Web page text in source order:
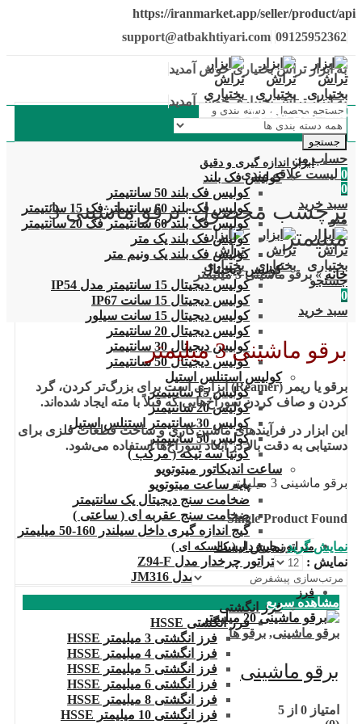
https://iranmarket.app/seller/product/api
support@atbakhtiyari.com 09125952362
به ابزار تراش بختیاری خوش آمدید
به ابزار تراش بختیاری خوش آمدید
جستجو
حساب من
0 لیست علاقه مندی
0
سبد خرید
منو
جستجو
0
سبد خرید
دسته بندی محصولات
ابزار اندازه گیری و دقیق
کولیس فک بلند
کولیس فک بلند 50 سانتیمتر
کولیس فک بلند 60 سانتیمتر فک 15 سانتیمتر
کولیس فک بلند 60 سانتیمتر فک 20 سانتیمتر
کولیس فک بلند یک متر
کولیس فک بلند یک ونیم متر
کولیس دیجیتال
کولیس دیجیتال 15 سانتیمتر مدل IP54
کولیس دیجیتال 15 سانت IP67
کولیس دیجیتال 15 سانت سیلور
کولیس دیجیتال 20 سانتیمتر
کولیس دیجیتال 30 سانتیمتر
کولیس دیجیتال 50 سانتیمتر
کولیس استنلس استیل
کولیس 15 سانتیمتر
کولیس 20 سانتیمتر
کولیس 30 سانتیمتر استنلس استیل
کولیس 50 سانتیمتر
گونیا سه تیکه ( مرکب )
ساعت اندیکاتور میتوتویو
پایه ساعت میتوتویو
ضخامت سنج دیجیتال یک سانتیمتر
ضخامت سنج عقربه ای ( ساعتی )
گیج اندازه گیری داخل سیلندر 160-50 میلیمتر
متراتور چرخ دار ( کالسکه ای )
متراتور چرخدار مدل Z94-F
متراتور چرخ دار مدل JM316
فرز
فرز انگشتی
فرز انگشتی HSSE
فرز انگشتی 3 میلیمتر HSSE
فرز انگشتی 4 میلیمتر HSSE
فرز انگشتی 5 میلیمتر HSSE
فرز انگشتی 6 میلیمتر HSSE
فرز انگشتی 8 میلیمتر HSSE
فرز انگشتی 10 میلیمتر HSSE
برچسب محصول: برقو ماشینی 3
میلیمتر
خانه»برقو ماشینی 3 میلیمتر
برقو ماشینی 3 میلیمتر
برقو یا ریمر (Reamer) ابزاری است برای بزرگ‌تر کردن، گرد
کردن و صاف کردن سوراخ‌هایی که قبلاً با مته ایجاد شده‌اند.
این ابزار در فرآیندهای ماشین‌کاری و ساخت قطعات فلزی برای
دستیابی به دقت بالا در ابعاد سوراخ‌ها استفاده می‌شود.
برقو ماشینی 3 میلیمتر
Single Product Found
نمایش گرید نمایش لیست
نمایش :
مشاهده سریع
برقو ماشینی, برقو ها
برقو ماشینی
امتیاز 0 از 5